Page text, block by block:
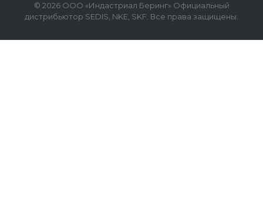
© 2026 ООО «Индастриал Беринг» Официальный
дистрибьютор SEDIS, NKE, SKF. Все права защищены.